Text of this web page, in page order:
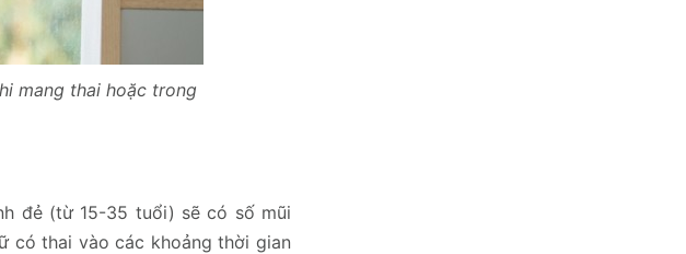
mang thai hoặc trong
đẻ (từ 15-35 tuổi) sẽ có số mũi
có thai vào các khoảng thời gian